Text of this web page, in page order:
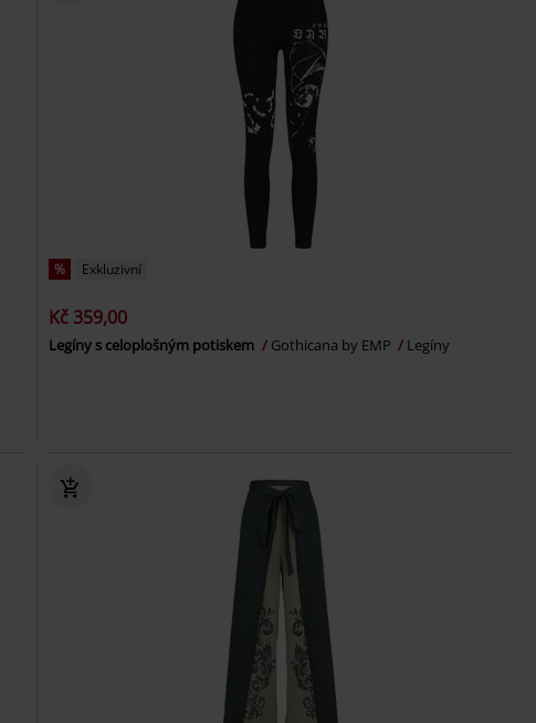
% Exkluzivní
Kč 359,00
Legíny s celoplošným potiskem Gothicana by EMP Legíny